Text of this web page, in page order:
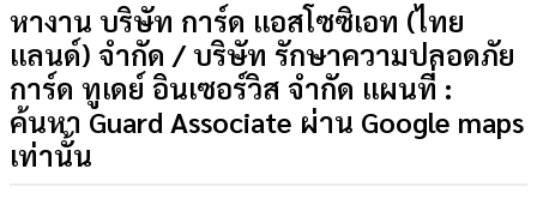
หางาน บริษัท การ์ด แอสโซซิเอท (ไทย
แลนด์) จำกัด / บริษัท รักษาความปลอดภัย
การ์ด ทูเดย์ อินเซอร์วิส จำกัด แผนที่ :
ค้นหา Guard Associate ผ่าน Google maps
เท่านั้น